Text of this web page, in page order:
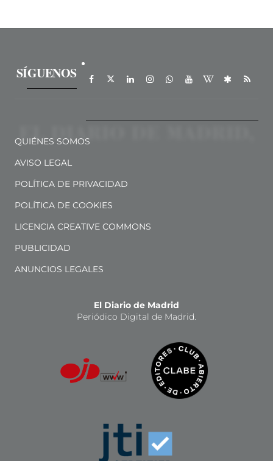
SÍGUENOS
QUIÉNES SOMOS
AVISO LEGAL
POLÍTICA DE PRIVACIDAD
POLÍTICA DE COOKIES
LICENCIA CREATIVE COMMONS
PUBLICIDAD
ANUNCIOS LEGALES
El Diario de Madrid
Periódico Digital de Madrid.